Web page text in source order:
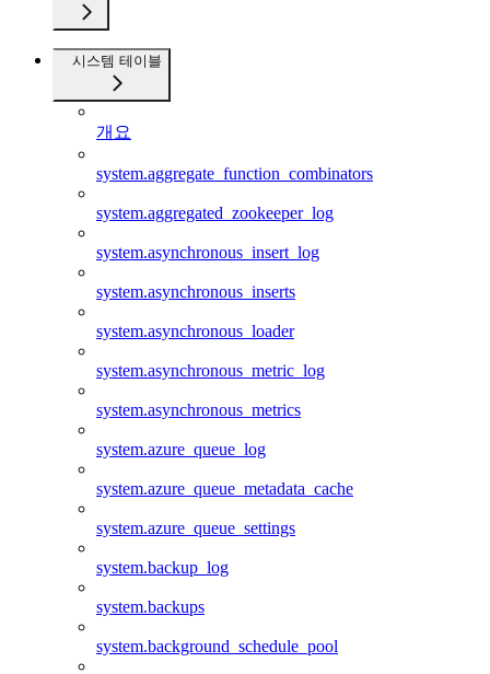
시스템 테이블
개요
system.aggregate_function_combinators
system.aggregated_zookeeper_log
system.asynchronous_insert_log
system.asynchronous_inserts
system.asynchronous_loader
system.asynchronous_metric_log
system.asynchronous_metrics
system.azure_queue_log
system.azure_queue_metadata_cache
system.azure_queue_settings
system.backup_log
system.backups
system.background_schedule_pool